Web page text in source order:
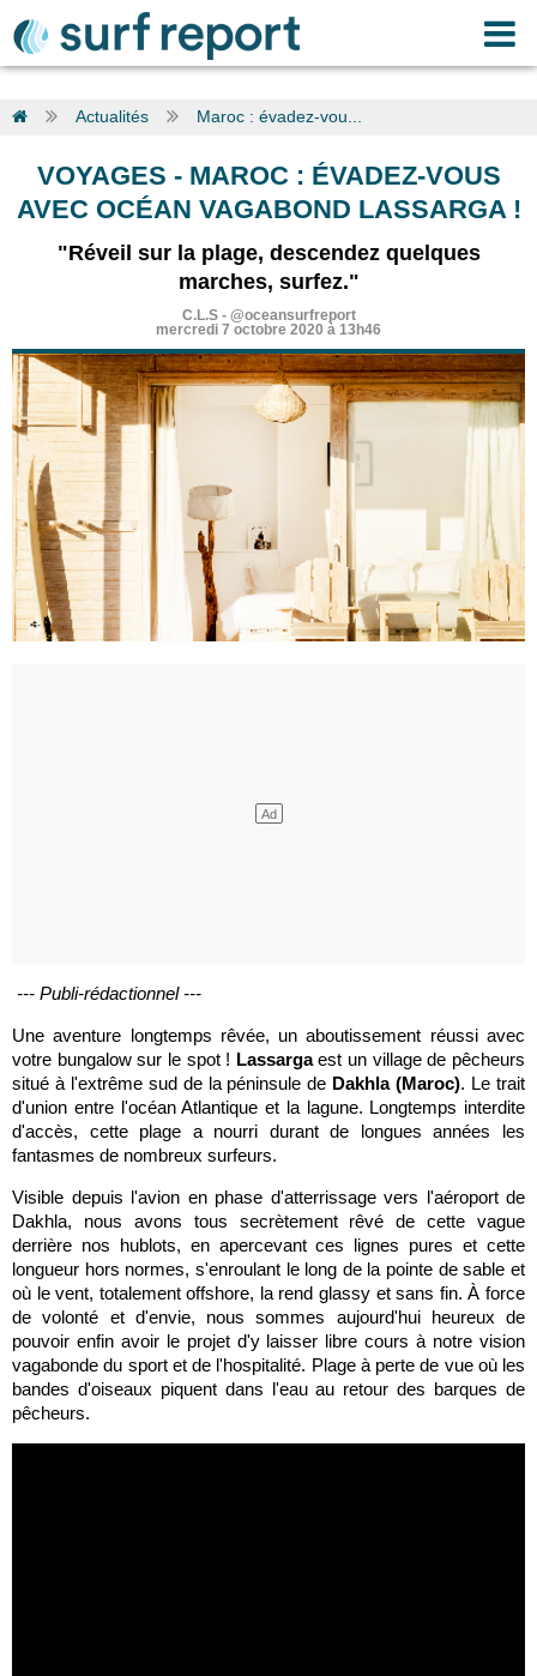
Actualités Maroc : évadez-vou...
VOYAGES - MAROC : ÉVADEZ-VOUS
AVEC OCÉAN VAGABOND LASSARGA !
"Réveil sur la plage, descendez quelques
marches, surfez."
C.L.S- @oceansurfreport
mercredi 7 octobre 2020 à 13h46
--- Publi-rédactionnel ---
Une aventure longtemps rêvée, un aboutissement réussi avec
votre bungalow sur le spot ! Lassargaest un village de pêcheurs
situé à l'extrême sud de la péninsule de Dakhla (Maroc). Le trait
d'union entre l'océan Atlantique et la lagune. Longtemps interdite
d'accès, cette plage a nourri durant de longues années les
fantasmes de nombreux surfeurs.
Visible depuis l'avion en phase d'atterrissage vers l'aéroport de
Dakhla, nous avons tous secrètement rêvé de cette vague
derrière nos hublots, en apercevant ces lignes pures et cette
longueur hors normes, s'enroulant le long de la pointe de sable et
où le vent, totalement offshore, la rend glassy et sans fin. À force
de volonté et d'envie, nous sommes aujourd'hui heureux de
pouvoir enfin avoir le projet d'y laisser libre cours à notre vision
vagabonde du sport et de l'hospitalité. Plage à perte de vue où les
bandes d'oiseaux piquent dans l'eau au retour des barques de
pêcheurs.